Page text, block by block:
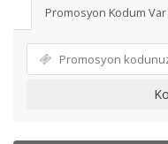
Promosyon Kodum Var